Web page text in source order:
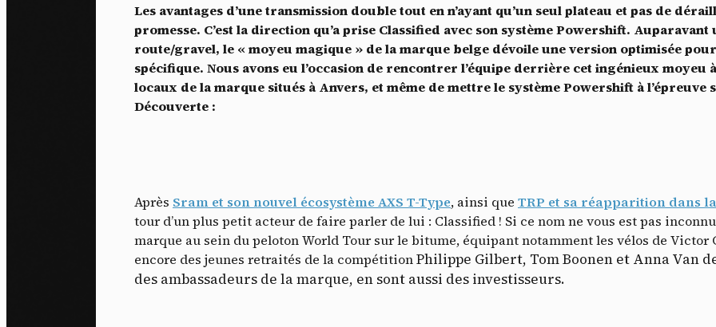
Les avantages d’une transmission double tout en n’ayant qu’un seul plateau et pas de
promesse. C’est la direction qu’a prise Classified avec son système Powershift.
route/gravel, le « moyeu magique » de la marque belge dévoile une version optimisée
spécifique. Nous avons eu l’occasion de rencontrer l’équipe derrière cet ingénieux moyeu
locaux de la marque situés à Anvers, et même de mettre le système Powershift à
Découverte :
Après Sram et son nouvel écosystème AXS T-Type, ainsi que TRP et sa réapparition dans
tour d’un plus petit acteur de faire parler de lui : Classified ! Si ce nom ne vous est pas
marque au sein du peloton World Tour sur le bitume, équipant notamment les vélos de Victor
encore des jeunes retraités de la compétitionPhilippe Gilbert, Tom Boonen et Anna Van
des ambassadeurs de la marque, en sont aussi des investisseurs.
J'accepte de recevoir cette lettre d'information et je comprends que je peux
désinscrire à tout moment
Vimeo interdit - Ce service peut déposer 8 cookies.
Autoriser Interdire
YouTube interdit -Ce service peut déposer 4 cookies.